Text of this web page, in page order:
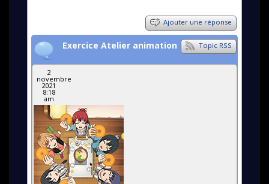
Ajouter une réponse
Topic RSS
Exercice Atelier animation
2
novembre
2021
8:18
am